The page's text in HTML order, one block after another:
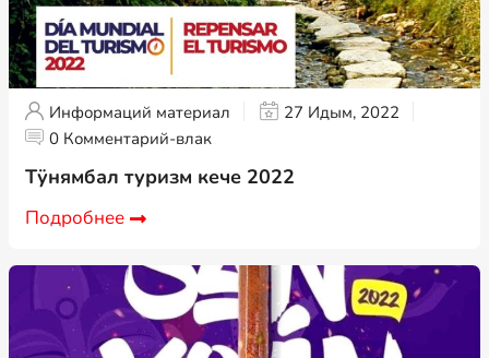
Информаций материал
27 Идым, 2022
0 Комментарий-влак
Тӱнямбал туризм кече 2022
Подробнее